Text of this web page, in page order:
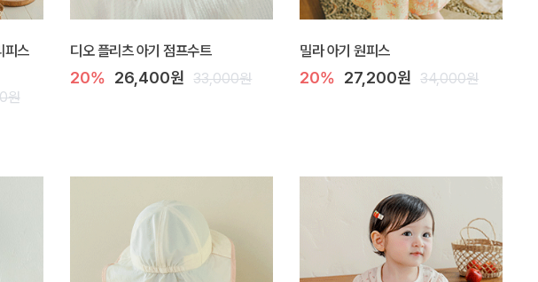
피스
원
디오 플리츠 아기 점프수트
20% 26,400원 33,000원
밀라 아기 원피스
20% 27,200원 34,000원